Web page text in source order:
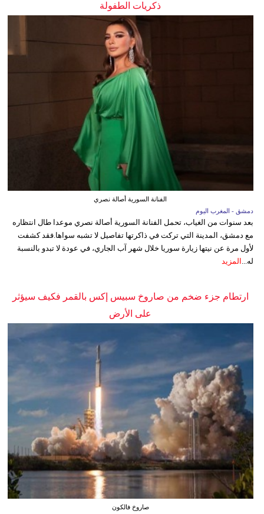
ذكريات الطفولة
الفنانة السورية أصالة نصري
دمشق - المغرب اليوم
بعد سنوات من الغياب، تحمل الفنانة السورية أصالة نصري موعدا طال انتظاره
مع دمشق، المدينة التي تركت في ذاكرتها تفاصيل لا تشبه سواها.فقد كشفت
لأول مرة عن نيتها زيارة سوريا خلال شهر آب الجاري، في عودة لا تبدو بالنسبة
له... المزيد
ارتطام جزء ضخم من صاروخ سبيس إكس بالقمر فكيف سيؤثر
على الأرض
صاروخ فالكون